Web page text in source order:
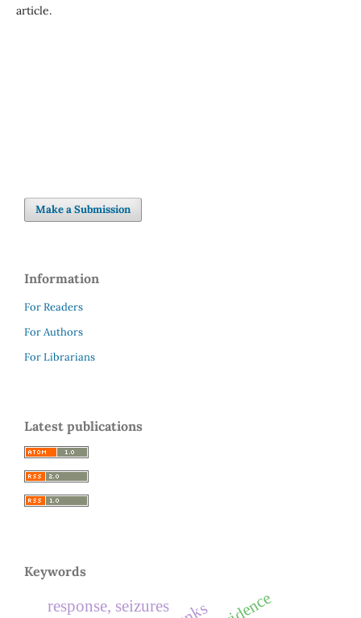
article.
Make a Submission
Information
For Readers
For Authors
For Librarians
Latest publications
Keywords
response, seizures